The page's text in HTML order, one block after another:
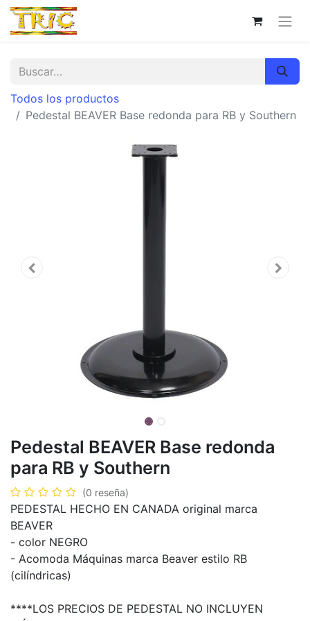
Todos los productos
Pedestal BEAVER Base redonda para RB y Southern
Pedestal BEAVER Base redonda
para RB y Southern
(0 reseña)
PEDESTAL HECHO EN CANADA original marca
BEAVER
- color NEGRO
- Acomoda Máquinas marca Beaver estilo RB
(cilíndricas)
****LOS PRECIOS DE PEDESTAL NO INCLUYEN